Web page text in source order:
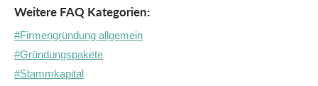
Weitere FAQ Kategorien:
#Firmengründung allgemein
#Gründungspakete
#Stammkapital